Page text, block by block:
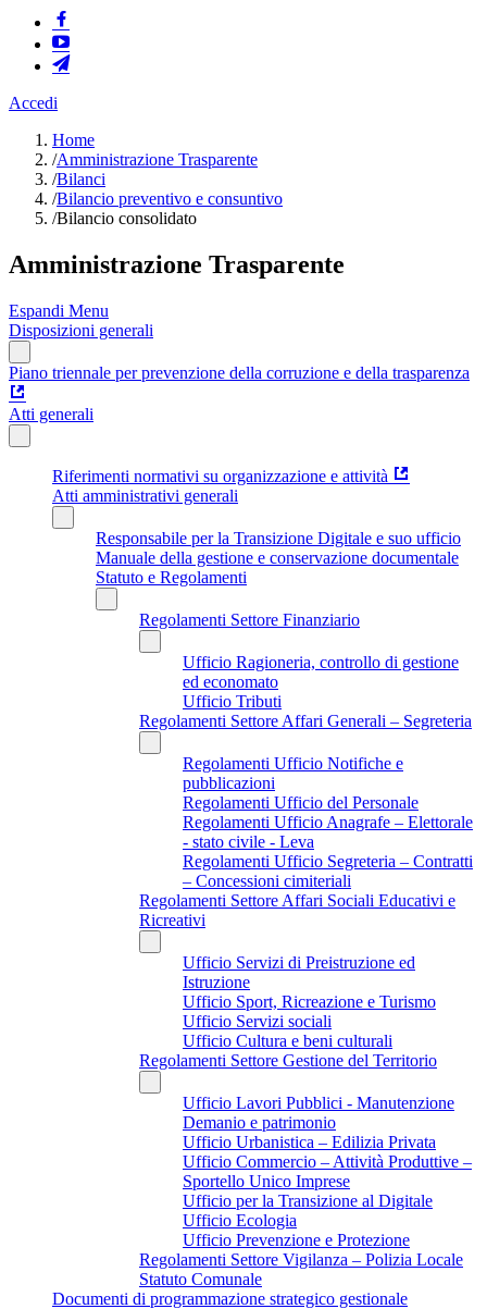
Accedi
Home
/Amministrazione Trasparente
/Bilanci
/Bilancio preventivo e consuntivo
/Bilancio consolidato
Amministrazione Trasparente
Espandi Menu
Disposizioni generali
Piano triennale per prevenzione della corruzione e della trasparenza
Atti generali
Riferimenti normativi su organizzazione e attività
Atti amministrativi generali
Responsabile per la Transizione Digitale e suo ufficio
Manuale della gestione e conservazione documentale
Statuto e Regolamenti
Regolamenti Settore Finanziario
Ufficio Ragioneria, controllo di gestione
ed economato
Ufficio Tributi
Regolamenti Settore Affari Generali – Segreteria
Regolamenti Ufficio Notifiche e
pubblicazioni
Regolamenti Ufficio del Personale
Regolamenti Ufficio Anagrafe – Elettorale
- stato civile - Leva
Regolamenti Ufficio Segreteria – Contratti
– Concessioni cimiteriali
Regolamenti Settore Affari Sociali Educativi e
Ricreativi
Ufficio Servizi di Preistruzione ed
Istruzione
Ufficio Sport, Ricreazione e Turismo
Ufficio Servizi sociali
Ufficio Cultura e beni culturali
Regolamenti Settore Gestione del Territorio
Ufficio Lavori Pubblici - Manutenzione
Demanio e patrimonio
Ufficio Urbanistica – Edilizia Privata
Ufficio Commercio – Attività Produttive –
Sportello Unico Imprese
Ufficio per la Transizione al Digitale
Ufficio Ecologia
Ufficio Prevenzione e Protezione
Regolamenti Settore Vigilanza – Polizia Locale
Statuto Comunale
Documenti di programmazione strategico gestionale